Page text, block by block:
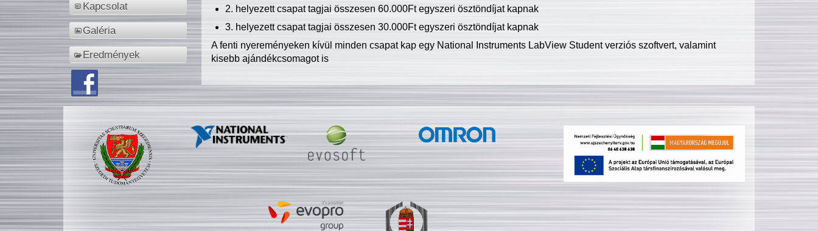
Kapcsolat
Galéria
Eredmények
2. helyezett csapat tagjai összesen 60.000Ft egyszeri ösztöndíjat kapnak
3. helyezett csapat tagjai összesen 30.000Ft egyszeri ösztöndíjat kapnak
A fenti nyereményeken kívül minden csapat kap egy National Instruments LabView Student verziós szoftvert, valamint
kisebb ajándékcsomagot is